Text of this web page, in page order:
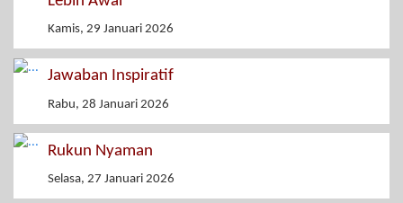
Kamis, 29 Januari 2026
Jawaban Inspiratif
Rabu, 28 Januari 2026
Rukun Nyaman
Selasa, 27 Januari 2026